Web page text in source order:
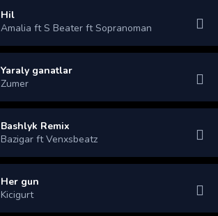
Hil
Amalia ft S Beater ft Sopranoman
Yaraly ganatlar
Zumer
Bashlyk Remix
Bazigar ft Venxsbeatz
Her gun
Kicigurt